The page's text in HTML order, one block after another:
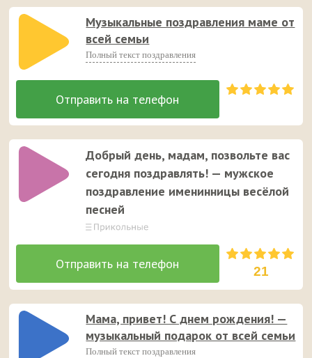
Музыкальные поздравления маме от
всей семьи
Полный текст поздравления
Добрый день, мадам, позвольте вас
сегодня поздравлять! — мужское
поздравление именинницы весёлой
песней
21
Мама, привет! С днем рождения! —
музыкальный подарок от всей семьи
Полный текст поздравления